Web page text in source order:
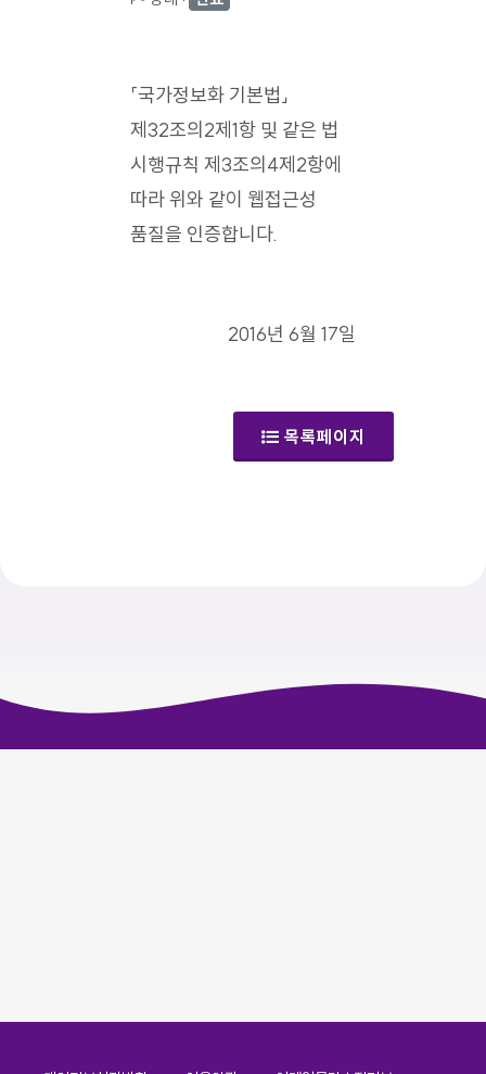
「국가정보화 기본법」
제32조의2제1항 및 같은 법
시행규칙 제3조의4제2항에
따라 위와 같이 웹접근성
품질을 인증합니다.
2016년 6월 17일
목록페이지